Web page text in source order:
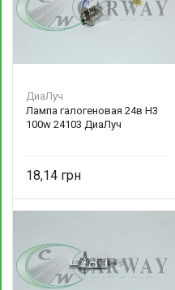
ДиаЛуч
Лампа галогеновая 24в Н3
100w 24103 ДиаЛуч
18,14